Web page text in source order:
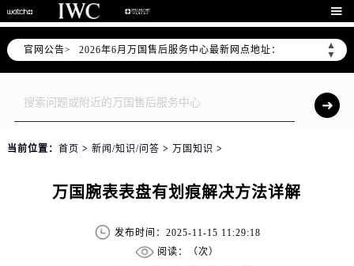

官网公告>
▲
▼
2026年6月万国上海市售后服务网络优化升级公告
2026年6月上海市万国官方售后客户服务热线：400-992-7093
2026年6月万国售后服务中心最新网点地址：
上海市徐汇区虹桥路3号港汇中心写字楼2座37层3705室（需提前预约）
当前位置： 首页 > 新闻/知识/问答 > 万国知识 >
万国腕表表盘有划痕解决方法详解
发布时间：2025-11-15 11:29:18
阅读：（次）